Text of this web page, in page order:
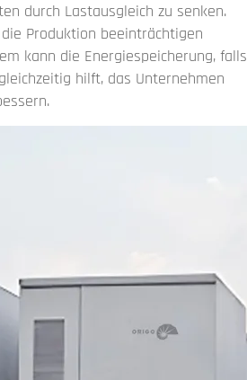
durch Lastausgleich zu senken.
Produktion beeinträchtigen
kann die Energiespeicherung, falls
hilft, das Unternehmen